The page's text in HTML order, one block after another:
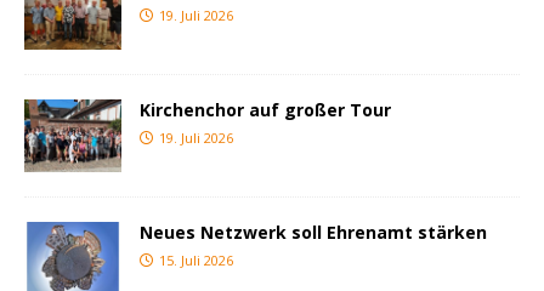
19. Juli 2026
Kirchenchor auf großer Tour
19. Juli 2026
Neues Netzwerk soll Ehrenamt stärken
15. Juli 2026